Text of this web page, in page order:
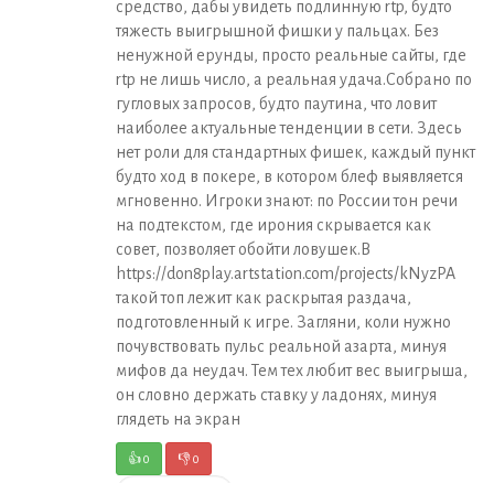
средство, дабы увидеть подлинную rtp, будто
тяжесть выигрышной фишки у пальцах. Без
ненужной ерунды, просто реальные сайты, где
rtp не лишь число, а реальная удача.Собрано по
гугловых запросов, будто паутина, что ловит
наиболее актуальные тенденции в сети. Здесь
нет роли для стандартных фишек, каждый пункт
будто ход в покере, в котором блеф выявляется
мгновенно. Игроки знают: по России тон речи
на подтекстом, где ирония скрывается как
совет, позволяет обойти ловушек.В
https://don8play.artstation.com/projects/kNyzPA
такой топ лежит как раскрытая раздача,
подготовленный к игре. Загляни, коли нужно
почувствовать пульс реальной азарта, минуя
мифов да неудач. Тем тех любит вес выигрыша,
он словно держать ставку у ладонях, минуя
глядеть на экран
👍0 👎0